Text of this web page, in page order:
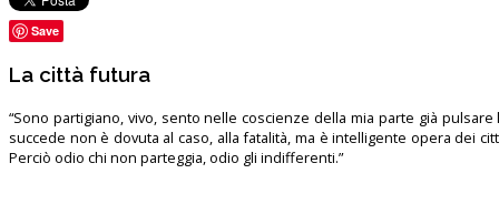
Save
La città futura
“Sono partigiano, vivo, sento nelle coscienze della mia parte già pulsare
succede non è dovuta al caso, alla fatalità, ma è intelligente opera dei
Perciò odio chi non parteggia, odio gli indifferenti.”